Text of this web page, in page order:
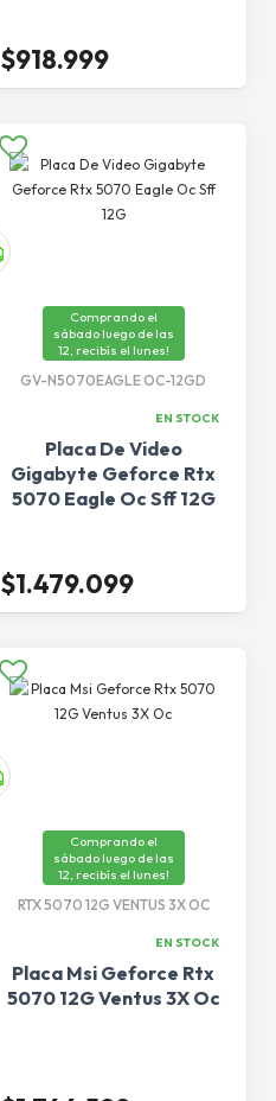
$918.999
Comprando el
sábado luego de las
12, recibís el lunes!
GV-N5070EAGLE OC-12GD
EN STOCK
Placa De Video
Gigabyte Geforce Rtx
5070 Eagle Oc Sff 12G
$1.479.099
Comprando el
sábado luego de las
12, recibís el lunes!
RTX 5070 12G VENTUS 3X OC
EN STOCK
Placa Msi Geforce Rtx
5070 12G Ventus 3X Oc